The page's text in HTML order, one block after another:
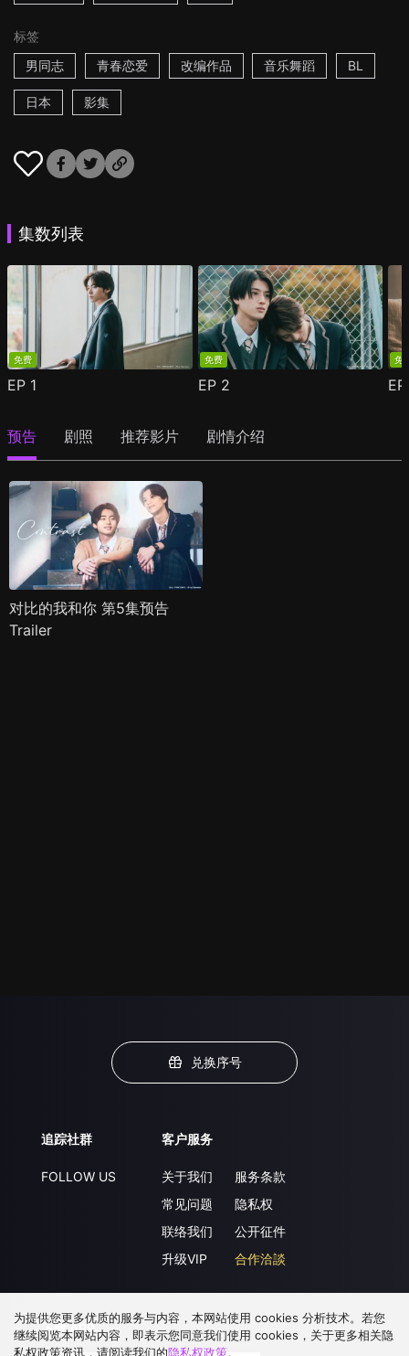
标签
男同志
青春恋爱 改编作品 音乐舞蹈 BL
日本 影集
集数列表
免费
EP 1
免费
EP 2
免
预告 剧照 推荐影片 剧情介绍
对比的我和你 第5集预告
Trailer
兑换序号
追踪社群
FOLLOW US
客户服务
关于我们
常见问题
联络我们
升级VIP
服务条款
隐私权
公开征件
合作洽談
下载 APP
为提供您更多优质的服务与内容，本网站使用 cookies 分析技术。若您
继续阅览本网站内容，即表示您同意我们使用 cookies，关于更多相关隐
私权政策资讯，请阅读我们的隐私权政策。